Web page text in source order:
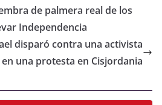
de palmera real de los
Independencia
disparó contra una activista
una protesta en Cisjordania